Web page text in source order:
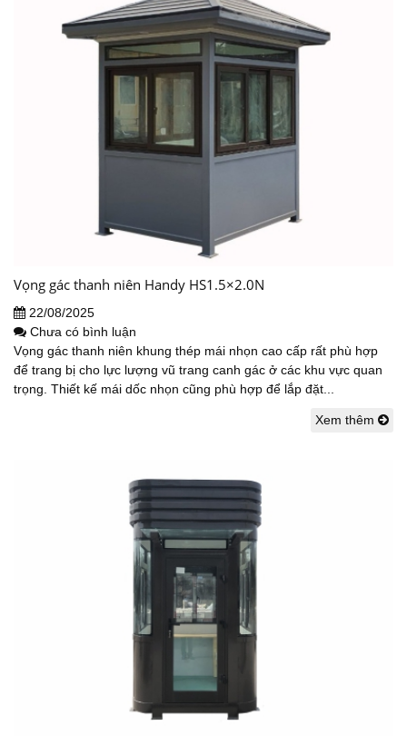
Vọng gác thanh niên Handy HS1.5×2.0N
22/08/2025
Chưa có bình luận
Vọng gác thanh niên khung thép mái nhọn cao cấp rất phù hợp
để trang bị cho lực lượng vũ trang canh gác ở các khu vực quan
trọng. Thiết kế mái dốc nhọn cũng phù hợp để lắp đặt...
Xem thêm